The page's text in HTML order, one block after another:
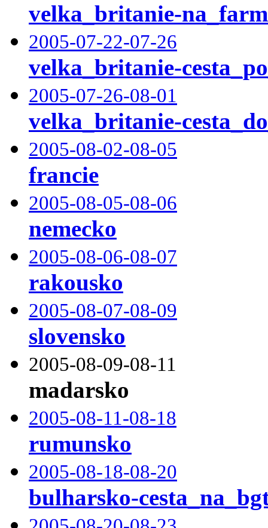
velka_britanie-
2005-07-22-07-26
velka_britanie-
2005-07-26-08-01
velka_britanie-
2005-08-02-08-05
francie
2005-08-05-08-06
nemecko
2005-08-06-08-07
rakousko
2005-08-07-08-09
slovensko
2005-08-09-08-11
madarsko
2005-08-11-08-18
rumunsko
2005-08-18-08-20
bulharsko-